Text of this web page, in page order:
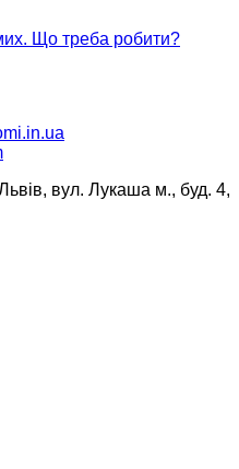
Що треба робити?
вул. Лукаша м., буд. 4,